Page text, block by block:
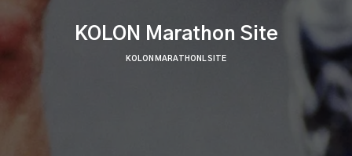
KOLON Marathon Site
KOLON MARATHONL SITE